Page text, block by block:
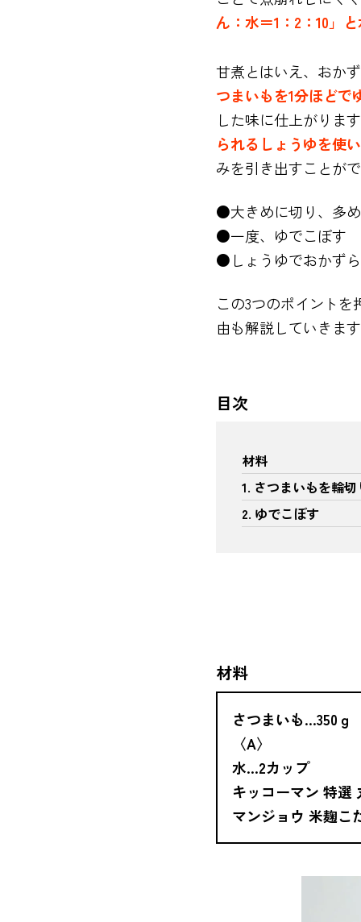
ん：水＝1：2：10」
甘煮とはいえ、おか
つまいもを1分ほど
した味に仕上がりま
られるしょうゆを使
みを引き出すことが
●大きめに切り、多
●一度、ゆでこぼす
●しょうゆでおかず
この3つのポイント
由も解説していきま
目次
材料
1. さつまいもを輪
2. ゆでこぼす
材料
さつまいも…350ｇ
〈A〉
水…2カップ
キッコーマン 特選
マンジョウ 米麹こ